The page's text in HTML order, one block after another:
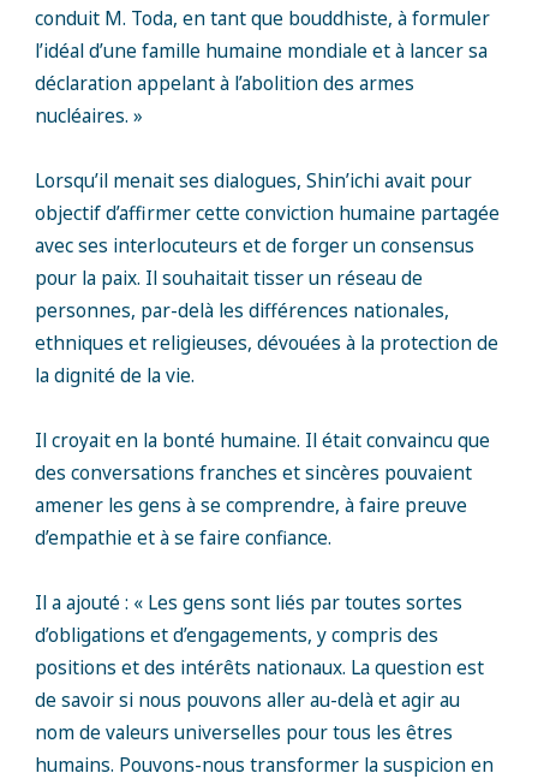
conduit M. Toda, en tant que bouddhiste, à formuler
l’idéal d’une famille humaine mondiale et à lancer sa
déclaration appelant à l’abolition des armes
nucléaires. »
Lorsqu’il menait ses dialogues, Shin’ichi avait pour
objectif d’affirmer cette conviction humaine partagée
avec ses interlocuteurs et de forger un consensus
pour la paix. Il souhaitait tisser un réseau de
personnes, par-delà les différences nationales,
ethniques et religieuses, dévouées à la protection de
la dignité de la vie.
Il croyait en la bonté humaine. Il était convaincu que
des conversations franches et sincères pouvaient
amener les gens à se comprendre, à faire preuve
d’empathie et à se faire confiance.
Il a ajouté : « Les gens sont liés par toutes sortes
d’obligations et d’engagements, y compris des
positions et des intérêts nationaux. La question est
de savoir si nous pouvons aller au-delà et agir au
nom de valeurs universelles pour tous les êtres
humains. Pouvons-nous transformer la suspicion en